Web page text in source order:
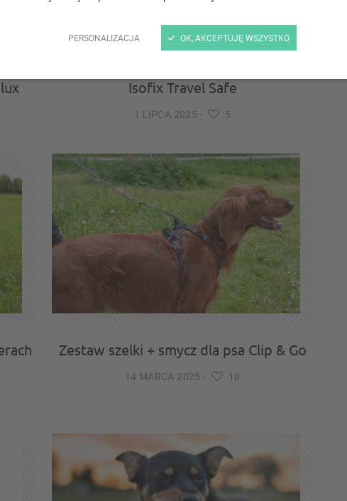
PERSONALIZACJA OK, AKCEPTUJĘ WSZYSTKO
Isofix Travel Safe
1 LIPCA 2025- 5
Zestaw szelki + smycz dla psa Clip & Go
14 MARCA 2025 - 10